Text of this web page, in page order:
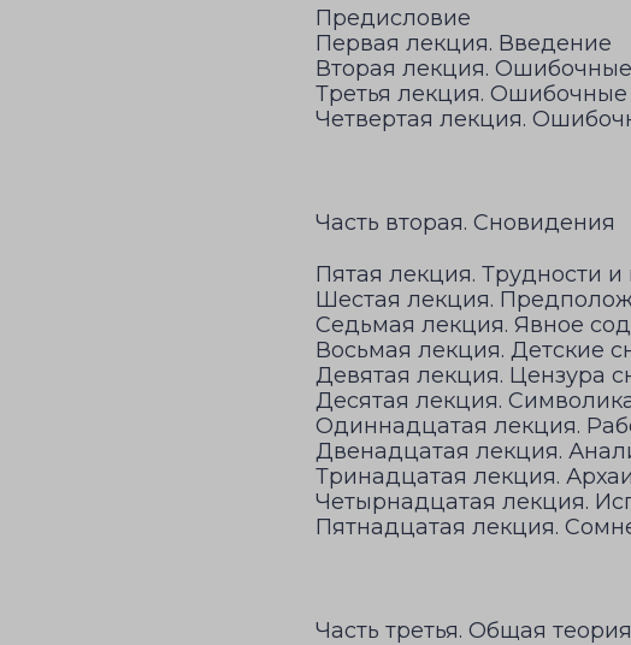
Предисловие
Первая лекция. Введение
Вторая лекция.
Третья лекция.
Четвертая лекция.
Часть вторая. Сновидения
Пятая лекция. Трудности
Шестая лекция.
Седьмая лекция. Явное
Восьмая лекция. Детские
Девятая лекция. Цензура
Десятая лекция.
Одиннадцатая лекция.
Двенадцатая лекция.
Тринадцатая лекция.
Четырнадцатая лекция.
Пятнадцатая лекция.
Часть третья. Общая